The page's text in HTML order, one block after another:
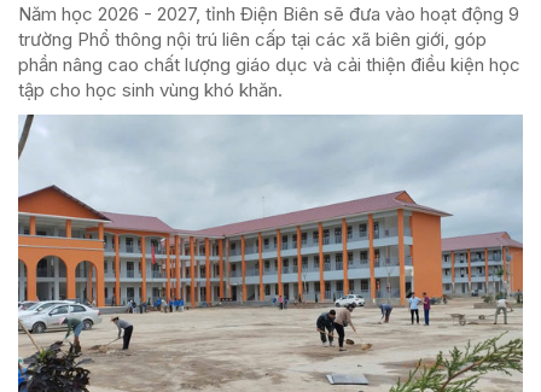
Năm học 2026 - 2027, tỉnh Điện Biên sẽ đưa vào hoạt động 9
trường Phổ thông nội trú liên cấp tại các xã biên giới, góp
phần nâng cao chất lượng giáo dục và cải thiện điều kiện học
tập cho học sinh vùng khó khăn.